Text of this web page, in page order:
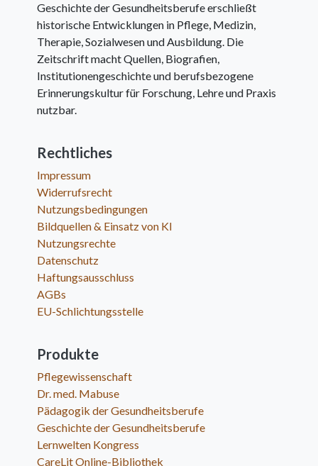
Geschichte der Gesundheitsberufe erschließt
historische Entwicklungen in Pflege, Medizin,
Therapie, Sozialwesen und Ausbildung. Die
Zeitschrift macht Quellen, Biografien,
Institutionengeschichte und berufsbezogene
Erinnerungskultur für Forschung, Lehre und Praxis
nutzbar.
Rechtliches
Impressum
Widerrufsrecht
Nutzungsbedingungen
Bildquellen & Einsatz von KI
Nutzungsrechte
Datenschutz
Haftungsausschluss
AGBs
EU-Schlichtungsstelle
Produkte
Pflegewissenschaft
Dr. med. Mabuse
Pädagogik der Gesundheitsberufe
Geschichte der Gesundheitsberufe
Lernwelten Kongress
CareLit Online-Bibliothek